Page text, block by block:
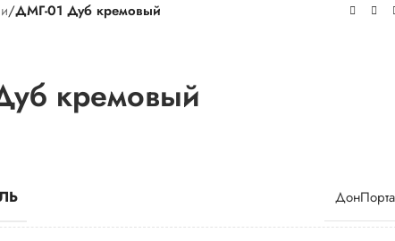
/ДМГ-01 Дуб кремовый
кремовый
ДонПорта